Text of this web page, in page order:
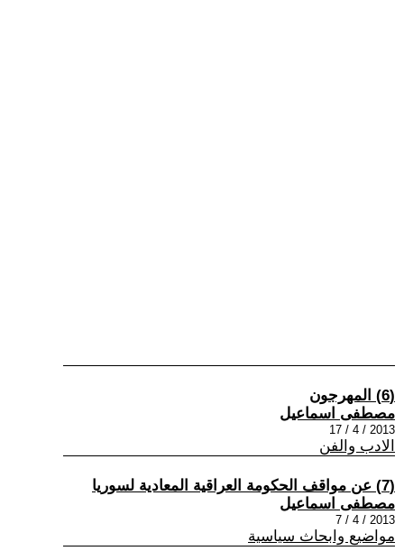
(6) المهرجون
مصطفى اسماعيل
2013 / 4 / 17
الادب والفن
(7) عن مواقف الحكومة العراقية المعادية لسوريا
مصطفى اسماعيل
2013 / 4 / 7
مواضيع وابحاث سياسية